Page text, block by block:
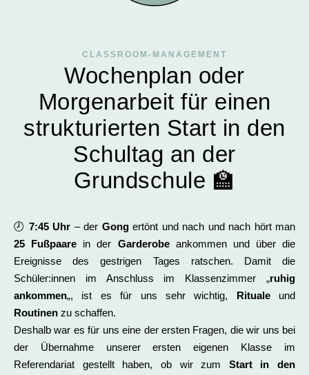
CLASSROOM-MANAGEMENT
Wochenplan oder
Morgenarbeit für einen
strukturierten Start in den
Schultag an der
Grundschule 🏫
7:45 Uhr – der Gongertönt und nach und nach hört man
25 Fußpaare in der Garderobeankommen und über die
Ereignisse des gestrigen Tages ratschen. Damit die
Schüler:innen im Anschluss im Klassenzimmer „ruhig
ankommen„, ist es für uns sehr wichtig, Ritualeund
Routinen zu schaffen.
Deshalb war es für uns eine der ersten Fragen, die wir uns bei
der Übernahme unserer ersten eigenen Klasse im
Referendariat gestellt haben, ob wir zum Start in den